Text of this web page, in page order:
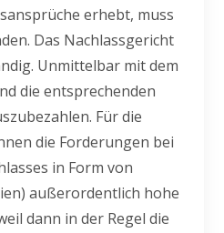
erhebt, muss
Das Nachlassgericht
Unmittelbar mit dem
die entsprechenden
Für die
die Forderungen bei
in Form von
außerordentlich hohe
dann in der Regel die